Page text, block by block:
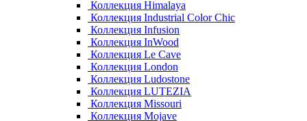
Коллекция Himalaya
Коллекция Industrial Color Chic
Коллекция Infusion
Коллекция InWood
Коллекция Le Cave
Коллекция London
Коллекция Ludostone
Коллекция LUTEZIA
Коллекция Missouri
Коллекция Mojave